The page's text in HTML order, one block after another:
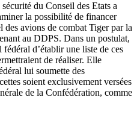
du Conseil des Etats a
la possibilité de financer
des avions de combat Tiger par la
au DDPS. Dans un postulat,
d’établir une liste de ces
de réaliser. Elle
lui soumette des
soient exclusivement versées
de la Confédération, comme